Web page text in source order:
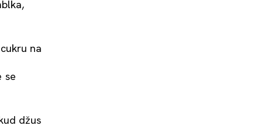
na
se
džus